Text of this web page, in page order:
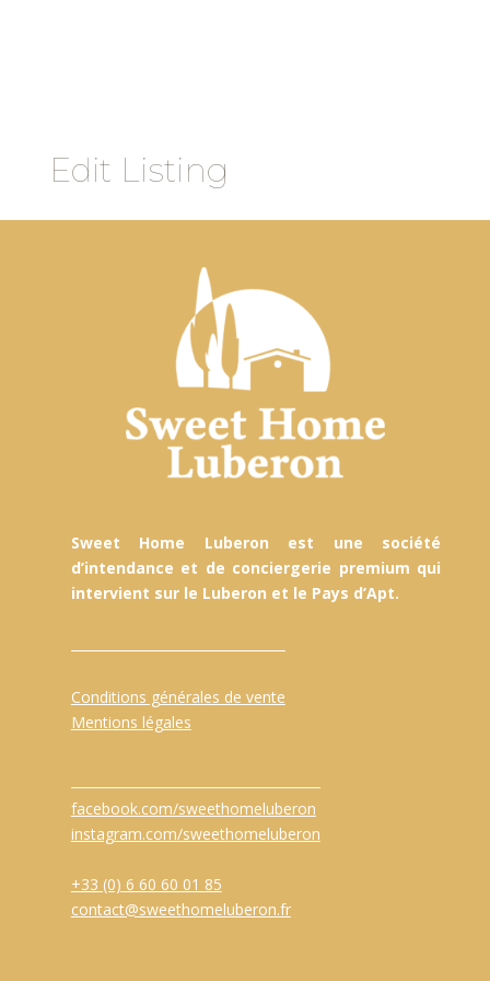
Edit Listing
Sweet Home Luberon est une société
d’intendance et de conciergerie premium qui
intervient sur le Luberon et le Pays d’Apt.
Conditions générales de vente
Mentions légales
facebook.com/sweethomeluberon
instagram.com/sweethomeluberon
+33 (0) 6 60 60 01 85
contact@sweethomeluberon.fr